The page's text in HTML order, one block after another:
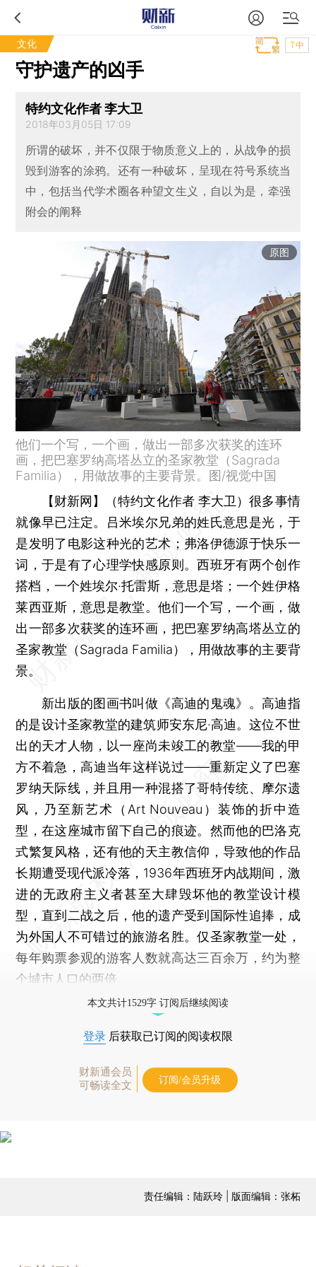
文化 T中
守护遗产的凶手
特约文化作者 李大卫
2018年03月05日 17:09
所谓的破坏，并不仅限于物质意义上的，从战争的损
毁到游客的涂鸦。还有一种破坏，呈现在符号系统当
中，包括当代学术圈各种望文生义，自以为是，牵强
附会的阐释
原图
他们一个写，一个画，做出一部多次获奖的连环
画，把巴塞罗纳高塔丛立的圣家教堂（Sagrada
Familia），用做故事的主要背景。图/视觉中国
【财新网】（特约文化作者 李大卫）很多事情
就像早已注定。吕米埃尔兄弟的姓氏意思是光，于
是发明了电影这种光的艺术；弗洛伊德源于快乐一
词，于是有了心理学快感原则。西班牙有两个创作
搭档，一个姓埃尔·托雷斯，意思是塔；一个姓伊格
莱西亚斯，意思是教堂。他们一个写，一个画，做
出一部多次获奖的连环画，把巴塞罗纳高塔丛立的
圣家教堂（Sagrada Familia），用做故事的主要背
景。
新出版的图画书叫做《高迪的鬼魂》。高迪指
的是设计圣家教堂的建筑师安东尼·高迪。这位不世
出的天才人物，以一座尚未竣工的教堂——我的甲
方不着急，高迪当年这样说过——重新定义了巴塞
罗纳天际线，并且用一种混搭了哥特传统、摩尔遗
风，乃至新艺术（Art Nouveau）装饰的折中造
型，在这座城市留下自己的痕迹。然而他的巴洛克
式繁复风格，还有他的天主教信仰，导致他的作品
长期遭受现代派冷落，1936年西班牙内战期间，激
进的无政府主义者甚至大肆毁坏他的教堂设计模
型，直到二战之后，他的遗产受到国际性追捧，成
为外国人不可错过的旅游名胜。仅圣家教堂一处，
每年购票参观的游客人数就高达三百余万，约为整
个城市人口的两倍。
本文共计1529字 订阅后继续阅读
登录 后获取已订阅的阅读权限
财新通会员
可畅读全文
订阅/会员升级
责任编辑：陆跃玲 | 版面编辑：张柘